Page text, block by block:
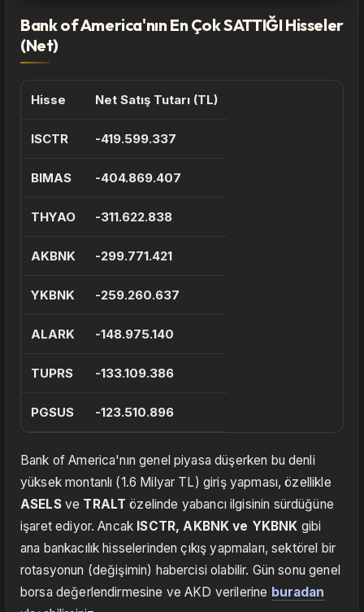
Bank of America'nın En Çok SATTIĞI Hisseler
(Net)
Hisse Net Satış Tutarı (TL)
ISCTR -419.599.337
BIMAS -404.869.407
THYAO -311.622.838
AKBNK -299.771.421
YKBNK -259.260.637
ALARK -148.975.140
TUPRS -133.109.386
PGSUS -123.510.896
Bank of America'nın genel piyasa düşerken bu denli
yüksek montanlı (1.6 Milyar TL) giriş yapması, özellikle
ASELSve TRALT özelinde yabancı ilgisinin sürdüğüne
işaret ediyor. Ancak ISCTR, AKBNK ve YKBNK gibi
ana bankacılık hisselerinden çıkış yapmaları, sektörel bir
rotasyonun (değişimin) habercisi olabilir. Gün sonu genel
borsa değerlendirmesine ve AKD verilerine buradan